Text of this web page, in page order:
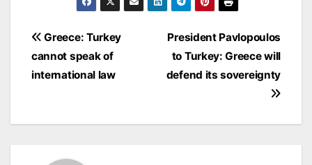
Πλοήγηση
άρθρων
President Pavlopoulos
to Turkey: Greece will
defend its sovereignty
Greece: Turkey
cannot speak of
international law